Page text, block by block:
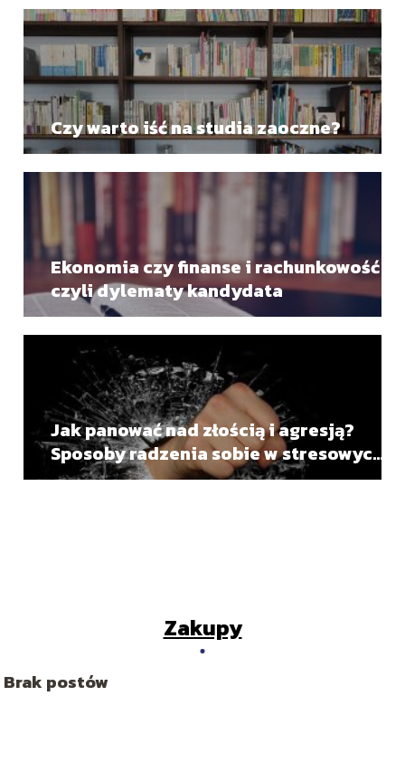
Czy warto iść na studia zaoczne?
Ekonomia czy finanse i rachunkowość
czyli dylematy kandydata
Jak panować nad złością i agresją?
Sposoby radzenia sobie w stresowych
sytuacjach
Zakupy
Brak postów